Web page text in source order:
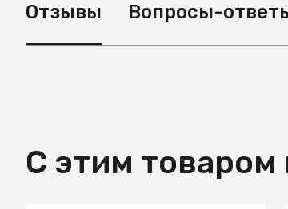
Отзывы Вопросы-
С этим